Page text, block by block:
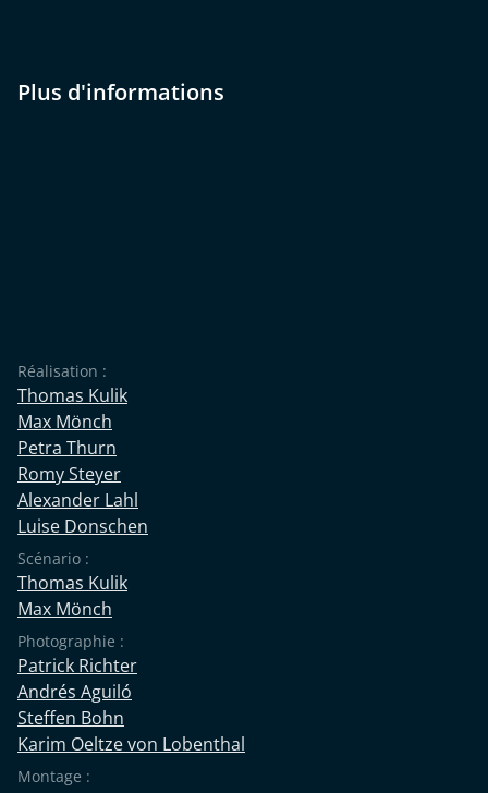
Plus d'informations
Réalisation :
Thomas Kulik
Max Mönch
Petra Thurn
Romy Steyer
Alexander Lahl
Luise Donschen
Scénario :
Thomas Kulik
Max Mönch
Photographie :
Patrick Richter
Andrés Aguiló
Steffen Bohn
Karim Oeltze von Lobenthal
Montage :